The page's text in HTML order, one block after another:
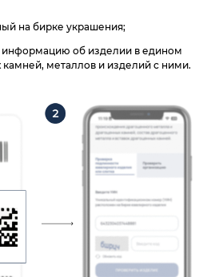
на бирке украшения;
об изделии в едином
камней, металлов и изделий с ними.